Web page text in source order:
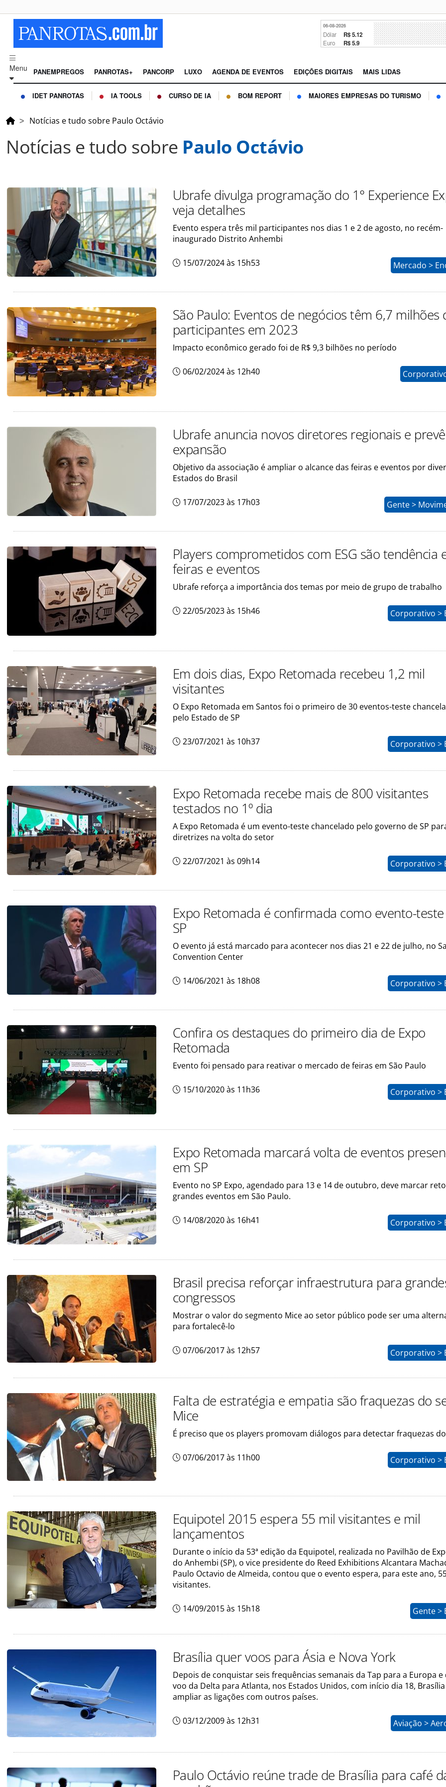
06-08-2026
Dólar R$ 5.12
Euro R$ 5.9
Menu PANEMPREGOS PANROTAS+ PANCORP LUXO AGENDA DE EVENTOS EDIÇÕES DIGITAIS MAIS LIDAS
IDET PANROTAS IA TOOLS CURSO DE IA BOM REPORT MAIORES EMPRESAS DO TURISMO
Notícias e tudo sobre Paulo Octávio
Notícias e tudo sobre Paulo Octávio
Ubrafe divulga programação do 1° Experience
veja detalhes
Evento espera três mil participantes nos dias 1 e 2 de agosto, no recém-
inaugurado Distrito Anhembi
15/07/2024 às 15h53 Mercado >
São Paulo: Eventos de negócios têm 6,7 milhões
participantes em 2023
Impacto econômico gerado foi de R$ 9,3 bilhões no período
06/02/2024 às 12h40
Ubrafe anuncia novos diretores regionais e prevê
expansão
Objetivo da associação é ampliar o alcance das feiras e eventos por
Estados do Brasil
17/07/2023 às 17h03 Gente >
Players comprometidos com ESG são tendência
feiras e eventos
Ubrafe reforça a importância dos temas por meio de grupo de trabalho
22/05/2023 às 15h46 Corporativo >
Em dois dias, Expo Retomada recebeu 1,2 mil
visitantes
O Expo Retomada em Santos foi o primeiro de 30 eventos-teste
pelo Estado de SP
23/07/2021 às 10h37 Corporativo >
Expo Retomada recebe mais de 800 visitantes
testados no 1º dia
A Expo Retomada é um evento-teste chancelado pelo governo de SP
diretrizes na volta do setor
22/07/2021 às 09h14 Corporativo >
Expo Retomada é confirmada como evento-
SP
O evento já está marcado para acontecer nos dias 21 e 22 de julho, no
Convention Center
14/06/2021 às 18h08 Corporativo >
Confira os destaques do primeiro dia de Expo
Retomada
Evento foi pensado para reativar o mercado de feiras em São Paulo
15/10/2020 às 11h36 Corporativo >
Expo Retomada marcará volta de eventos
em SP
Evento no SP Expo, agendado para 13 e 14 de outubro, deve marcar
grandes eventos em São Paulo.
14/08/2020 às 16h41 Corporativo >
Brasil precisa reforçar infraestrutura para
congressos
Mostrar o valor do segmento Mice ao setor público pode ser uma
para fortalecê-lo
07/06/2017 às 12h57 Corporativo >
Falta de estratégia e empatia são fraquezas do
Mice
É preciso que os players promovam diálogos para detectar fraquezas
07/06/2017 às 11h00 Corporativo >
Equipotel 2015 espera 55 mil visitantes e mil
lançamentos
Durante o início da 53ª edição da Equipotel, realizada no Pavilhão de
do Anhembi (SP), o vice presidente do Reed Exhibitions Alcantara
Paulo Octavio de Almeida, contou que o evento espera, para este ano,
visitantes.
14/09/2015 às 15h18 Gente >
Brasília quer voos para Ásia e Nova York
Depois de conquistar seis frequências semanais da Tap para a Europa e
voo da Delta para Atlanta, nos Estados Unidos, com início dia 18,
ampliar as ligações com outros países.
03/12/2009 às 12h31 Aviação >
Paulo Octávio reúne trade de Brasília para café